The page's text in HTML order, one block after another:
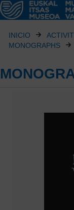
INICIO
MONOGRAPHS